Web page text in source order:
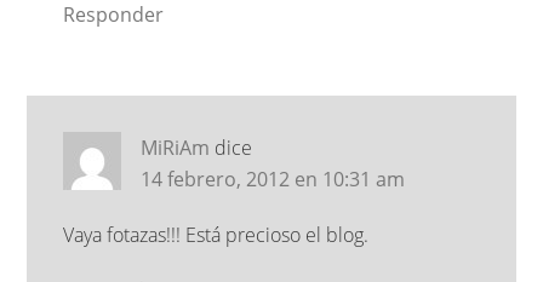
Responder
MiRiAm dice
14 febrero, 2012 en 10:31 am
Vaya fotazas!!! Está precioso el blog.